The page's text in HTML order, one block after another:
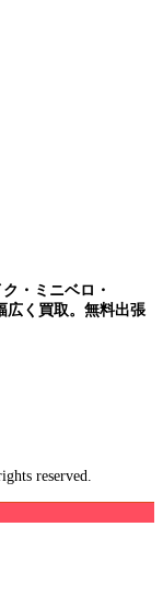
・ミニベロ・
広く買取。無料出張
reserved.